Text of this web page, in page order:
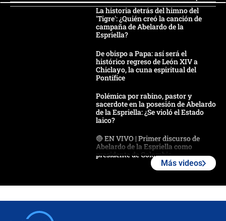
La historia detrás del himno del
'Tigre': ¿Quién creó la canción de
campaña de Abelardo de la
Espriella?
De obispo a Papa: así será el
histórico regreso de León XIV a
Chiclayo, la cuna espiritual del
Pontífice
Polémica por rabino, pastor y
sacerdote en la posesión de Abelardo
de la Espriella: ¿Se violó el Estado
laico?
🔴 EN VIVO | Primer discurso de
Abelardo de la Espriella como
presidente de Colombia
Más videos